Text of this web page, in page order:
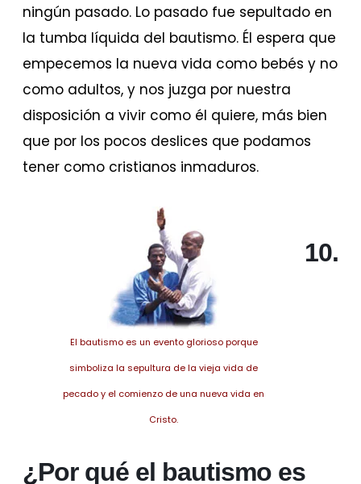
ningún pasado. Lo pasado fue sepultado en
la tumba líquida del bautismo. Él espera que
empecemos la nueva vida como bebés y no
como adultos, y nos juzga por nuestra
disposición a vivir como él quiere, más bien
que por los pocos deslices que podamos
tener como cristianos inmaduros.
El bautismo es un evento glorioso porque
simboliza la sepultura de la vieja vida de
pecado y el comienzo de una nueva vida en
Cristo.
10.
¿Por qué el bautismo es